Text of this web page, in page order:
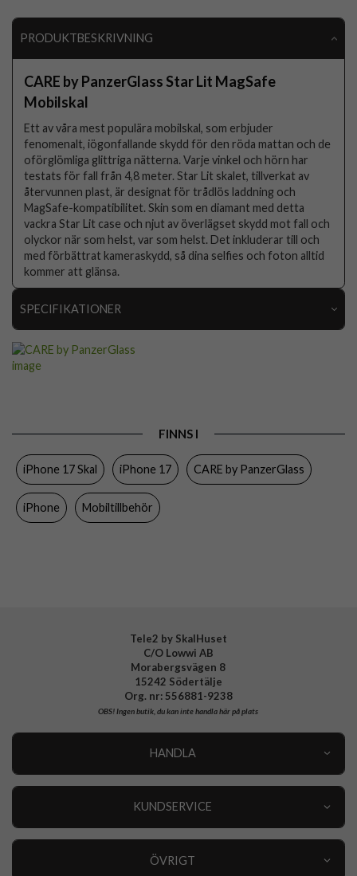
PRODUKTBESKRIVNING
CARE by PanzerGlass Star Lit MagSafe
Mobilskal
Ett av våra mest populära mobilskal, som erbjuder
fenomenalt, iögonfallande skydd för den röda mattan och de
oförglömliga glittriga nätterna. Varje vinkel och hörn har
testats för fall från 4,8 meter. Star Lit skalet, tillverkat av
återvunnen plast, är designat för trådlös laddning och
MagSafe-kompatibilitet. Skin som en diamant med detta
vackra Star Lit case och njut av överlägset skydd mot fall och
olyckor när som helst, var som helst. Det inkluderar till och
med förbättrat kameraskydd, så dina selfies och foton alltid
kommer att glänsa.
SPECIFIKATIONER
Artikelnummer
Passar till
Färg Genomskinlig
Material Hårdplast (PC), Mjukplast (TPU)
Varumärke
FINNS I
iPhone 17 Skal iPhone 17 CARE by PanzerGlass
iPhone Mobiltillbehör
Tele2 by SkalHuset
C/O Lowwi AB
Morabergsvägen 8
15242 Södertälje
Org. nr: 556881-9238
OBS!Ingen butik, du kan inte handla här på plats
HANDLA
KUNDSERVICE
ÖVRIGT